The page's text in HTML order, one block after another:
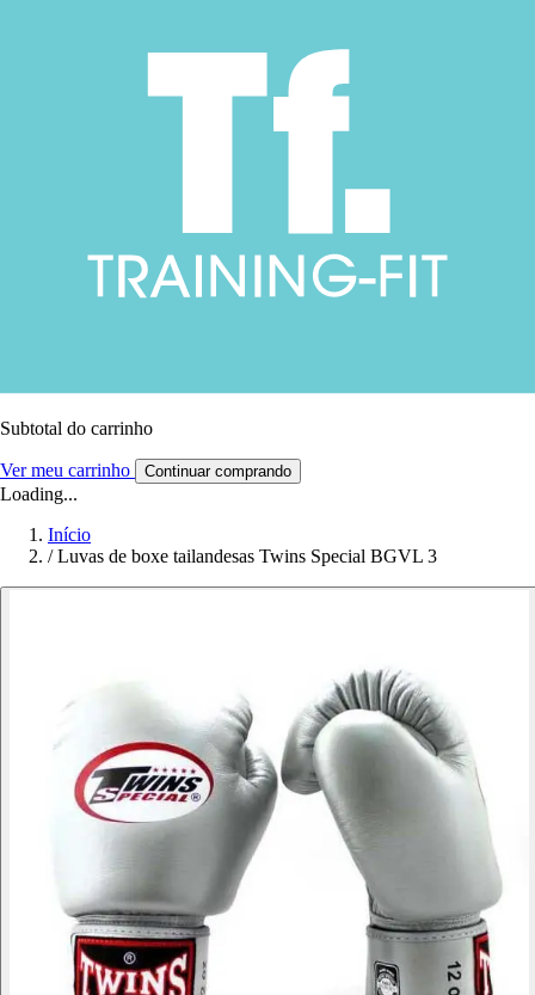
Subtotal do carrinho
Ver meu carrinho Continuar comprando
Loading...
Início
/ Luvas de boxe tailandesas Twins Special BGVL 3